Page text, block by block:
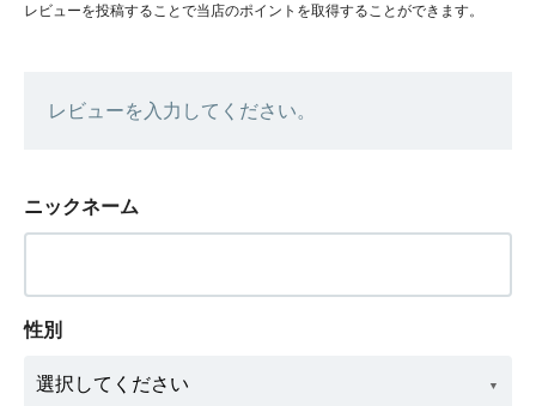
レビューを投稿することで当店のポイントを取得することができます。
レビューを入力してください。
ニックネーム
性別